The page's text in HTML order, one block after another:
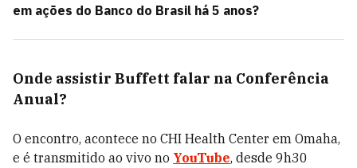
em ações do Banco do Brasil há 5 anos?
Onde assistir Buffett falar na Conferência
Anual?
O encontro, acontece no CHI Health Center em Omaha,
e é transmitido ao vivo no YouTube, desde 9h30